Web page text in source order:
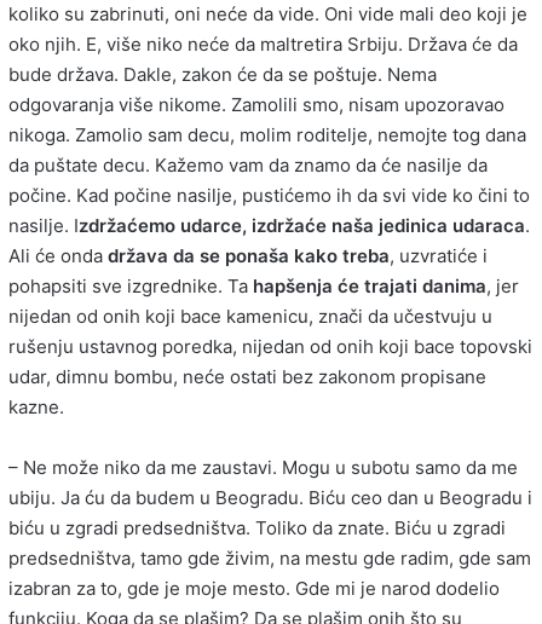
koliko su zabrinuti, oni neće da vide. Oni vide mali deo koji je
oko njih. E, više niko neće da maltretira Srbiju. Država će da
bude država. Dakle, zakon će da se poštuje. Nema
odgovaranja više nikome. Zamolili smo, nisam upozoravao
nikoga. Zamolio sam decu, molim roditelje, nemojte tog dana
da puštate decu. Kažemo vam da znamo da će nasilje da
počine. Kad počine nasilje, pustićemo ih da svi vide ko čini to
nasilje. Izdržaćemo udarce, izdržaće naša jedinica udaraca.
Ali će onda država da se ponaša kako treba, uzvratiće i
pohapsiti sve izgrednike. Ta hapšenja će trajati danima, jer
nijedan od onih koji bace kamenicu, znači da učestvuju u
rušenju ustavnog poredka, nijedan od onih koji bace topovski
udar, dimnu bombu, neće ostati bez zakonom propisane
kazne.
– Ne može niko da me zaustavi. Mogu u subotu samo da me
ubiju. Ja ću da budem u Beogradu. Biću ceo dan u Beogradu i
biću u zgradi predsedništva. Toliko da znate. Biću u zgradi
predsedništva, tamo gde živim, na mestu gde radim, gde sam
izabran za to, gde je moje mesto. Gde mi je narod dodelio
funkciju. Koga da se plašim? Da se plašim onih što su